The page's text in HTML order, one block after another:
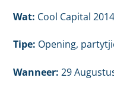
Wat: Cool Capital
Tipe: Opening,
Wanneer: 29